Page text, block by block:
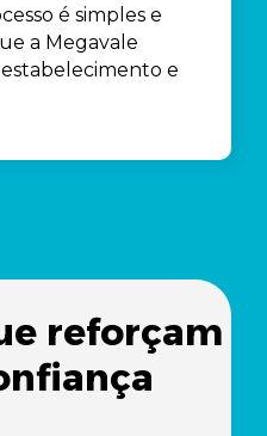
é simples e
a Megavale
e
reforçam